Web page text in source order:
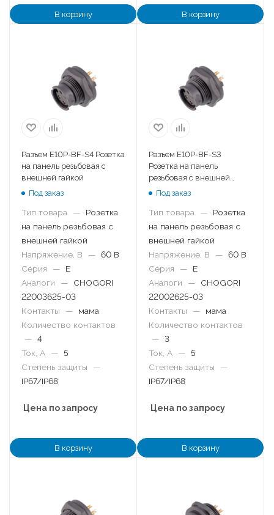
В корзину В корзину
Разъем E10P-BF-S4 Розетка
на панель резьбовая с
внешней гайкой
Под заказ
Тип товара —
Розетка
на панель резьбовая с
внешней гайкой
Напряжение, В
— 60 В
Серия
—
E
Аналоги
—
CHOGORI
22003625-03
Контакты
—
мама
Количество контактов
— 4
Ток, А
— 5
Степень защиты
—
IP67/IP68
Цена по запросу
В корзину
Разъем E10P-BF-S3
Розетка на панель
резьбовая с внешней
гайкой
Под заказ
Тип товара —
Розетка
на панель резьбовая с
внешней гайкой
Напряжение, В
— 60 В
Серия
—
E
Аналоги
—
CHOGORI
22002625-03
Контакты
—
мама
Количество контактов
— 3
Ток, А
— 5
Степень защиты
—
IP67/IP68
Цена по запросу
В корзину